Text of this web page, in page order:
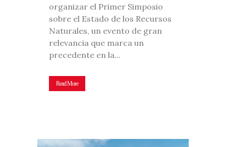
organizar el Primer Simposio
sobre el Estado de los Recursos
Naturales, un evento de gran
relevancia que marca un
precedente en la...
Read More